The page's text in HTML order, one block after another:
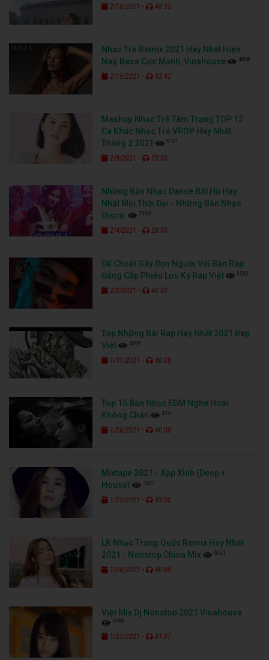
2/18/2021 - 48:35
Nhạc Trẻ Remix 2021 Hay Nhất Hiện
Nay, Bass Cực Mạnh, Vinahouse
4808
2/15/2021 - 53:42
Mashup Nhạc Trẻ Tâm Trạng TOP 12
Ca Khúc Nhạc Trẻ VPOP Hay Nhất
Tháng 2 2021
5121
2/9/2021 - 55:00
Những Bản Nhạc Dance Bất Hủ Hay
Nhất Mọi Thời Đại - Những Bản Nhạc
Disco
7356
2/4/2021 - 28:00
Dế Choắt Gây Rợn Người Với Bản Rap
Đẳng Cấp Phiêu Lưu Ký Rap Việt
3582
2/2/2021 - 40:00
Top Những Bài Rap Hay Nhất 2021 Rap
Việt
4099
1/31/2021 - 40:00
Top 15 Bản Nhạc EDM Nghe Hoài
Không Chán
4291
1/26/2021 - 40:00
Mixtape 2021 - Xập Xình (Deep +
House)
4637
1/25/2021 - 43:00
LK Nhạc Trung Quốc Remix Hay Nhất
2021 - Nonstop China Mix
6521
1/24/2021 - 40:00
Việt Mix Dj Nonstop 2021 Vinahouse
6189
1/23/2021 - 41:07